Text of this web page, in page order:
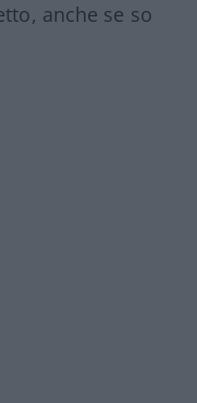
anche se so